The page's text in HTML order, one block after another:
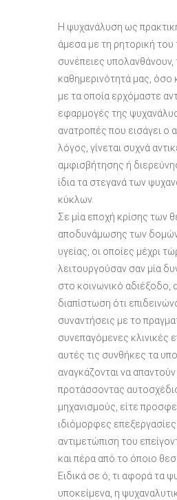
Η ψυχανάλυση ως
άμεσα με τη ρητορική του
συνέπειες
καθημερινότητά μας, όσο
με τα οποία ερχόμαστε
εφαρμογές της
ανατροπές που εισάγει ο
λόγος, γίνεται συχνά
αμφισβήτησης ή
ίδια τα στεγανά των
κύκλων.
Σε μία εποχή κρίσης των
αποδυνάμωσης των
υγείας, οι οποίες μέχρι
λειτουργούσαν σαν μία
στο κοινωνικό αδιέξοδο,
διαπίστωση ότι
συναντήσεις με το
συνεπαγόμενες κλινικές
αυτές τις συνθήκες τα
αναγκάζονται να απαντούν
προτάσσοντας
μηχανισμούς, είτε
ιδιόμορφες
αντιμετώπιση του
και πέρα από το όποιο
Ειδικά σε ό, τι αφορά τα
υποκείμενα, η